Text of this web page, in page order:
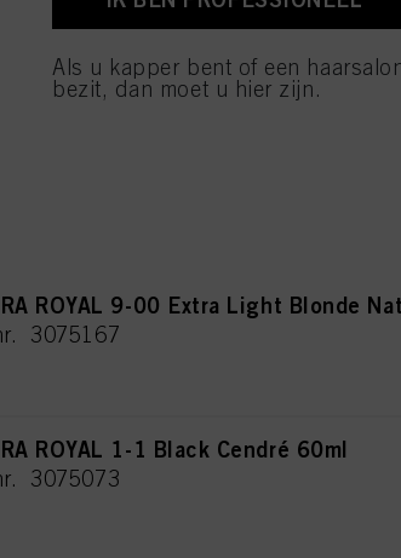
ROYAL 9-00 Extra Light Blonde
3075167
ROYAL 1-1 Black Cendré 60ml
3075073
Als u kapper bent of een
bezit, dan moet u hier zijn.
alleen cookies gebruikt die technisch